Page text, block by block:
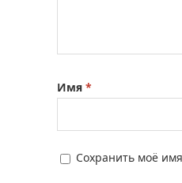
Имя *
Сохранить моё